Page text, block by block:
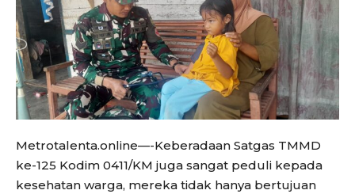
Metrotalenta.online—-Keberadaan Satgas TMMD
ke-125 Kodim 0411/KM juga sangat peduli kepada
kesehatan warga, mereka tidak hanya bertujuan